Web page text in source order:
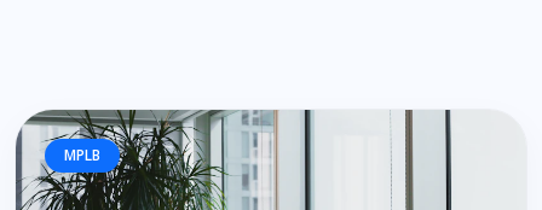
MPLB